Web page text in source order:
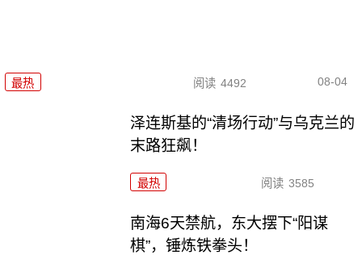
最热 阅读 4492 08-04
泽连斯基的“清场行动”与乌克兰的
末路狂飙！
最热 阅读 3585
南海6天禁航，东大摆下“阳谋
棋”，锤炼铁拳头！